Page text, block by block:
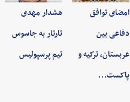
امضای توافق
دفاعی بین
عربستان، ترکیه و
پاکست…
هشدار مهدی
تارتار به جاسوس
تیم پرسپولیس